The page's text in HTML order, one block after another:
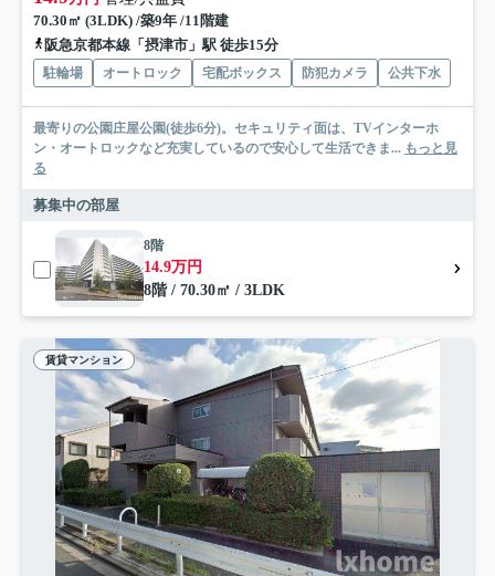
70.30㎡ (3LDK) /築9年 /11階建
阪急京都本線「摂津市」駅 徒歩15分
駐輪場 オートロック 宅配ボックス 防犯カメラ 公共下水
最寄りの公園庄屋公園(徒歩6分)。セキュリティ面は、TVインターホ
ン・オートロックなど充実しているので安心して生活できま... もっと見
る
募集中の部屋
8階
14.9万円
8階 / 70.30㎡ / 3LDK
賃貸マンション